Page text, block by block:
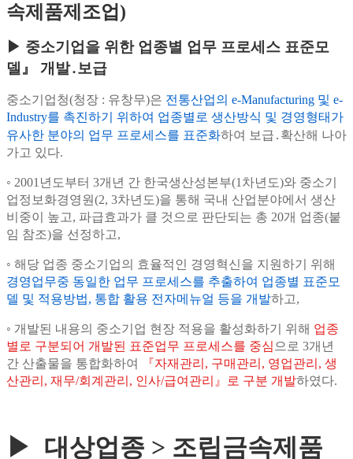
속제품제조업)
▶ 중소기업을 위한 업종별 업무 프로세스 표준모
델』 개발․보급
중소기업청(청장 : 유창무)은 전통산업의 e-Manufacturing 및 e-
Industry를 촉진하기 위하여 업종별로 생산방식 및 경영형태가
유사한 분야의 업무 프로세스를 표준화하여 보급․확산해 나아
가고 있다.
◦ 2001년도부터 3개년 간 한국생산성본부(1차년도)와 중소기
업정보화경영원(2, 3차년도)을 통해 국내 산업분야에서 생산
비중이 높고, 파급효과가 클 것으로 판단되는 총 20개 업종(붙
임 참조)을 선정하고,
◦ 해당 업종 중소기업의 효율적인 경영혁신을 지원하기 위해
경영업무중 동일한 업무 프로세스를 추출하여 업종별 표준모
델 및 적용방법, 통합 활용 전자메뉴얼 등을 개발하고,
◦ 개발된 내용의 중소기업 현장 적용을 활성화하기 위해 업종
별로 구분되어 개발된 표준업무 프로세스를 중심 으로 3개년
간 산출물을 통합화하여
『자재관리, 구매관리, 영업관리, 생
산관리, 재무/회계관리, 인사/급여관리』로 구분 개발하였다.
▶ 대상업종 > 조립금속제품